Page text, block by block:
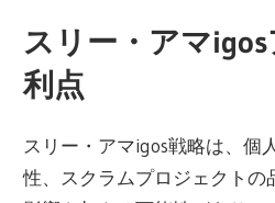
スリー・アマ
利点
スリー・アマigos戦略は、個
性、スクラムプロジェクトの